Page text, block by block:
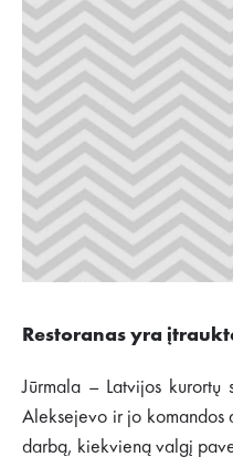
Restoranas yra
Jūrmala – Latvijos kurortų
Aleksejevo ir jo komandos
darbą, kiekvieną valgį